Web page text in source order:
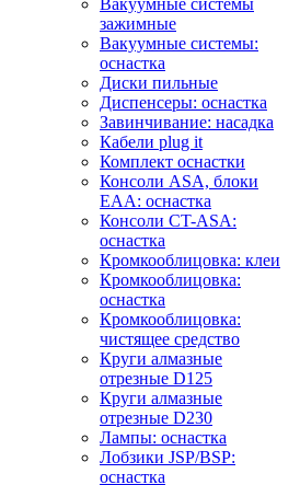
Вакуумные системы
зажимные
Вакуумные системы:
оснастка
Диски пильные
Диспенсеры: оснастка
Завинчивание: насадка
Кабели plug it
Комплект оснастки
Консоли ASA, блоки
EAA: оснастка
Консоли CT-ASA:
оснастка
Кромкооблицовка: клеи
Кромкооблицовка:
оснастка
Кромкооблицовка:
чистящее средство
Круги алмазные
отрезные D125
Круги алмазные
отрезные D230
Лампы: оснастка
Лобзики JSP/BSP:
оснастка